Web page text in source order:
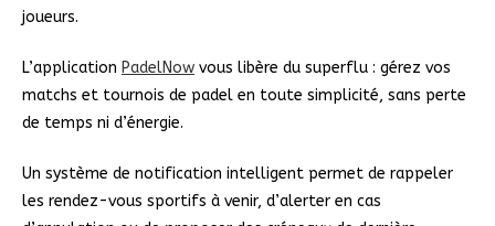
joueurs.
L’application PadelNow vous libère du superflu : gérez vos
matchs et tournois de padel en toute simplicité, sans perte
de temps ni d’énergie.
Un système de notification intelligent permet de rappeler
les rendez-vous sportifs à venir, d’alerter en cas